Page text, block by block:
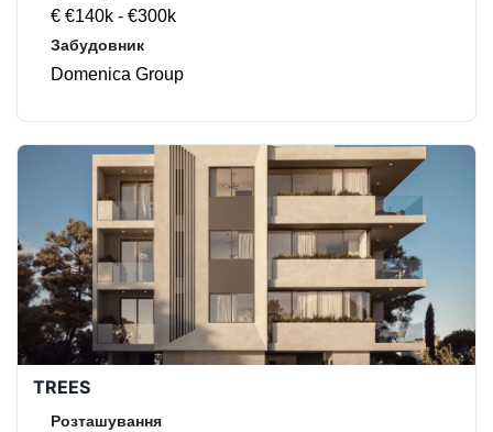
€ €140k - €300k
Забудовник
Domenica Group
TREES
Розташування